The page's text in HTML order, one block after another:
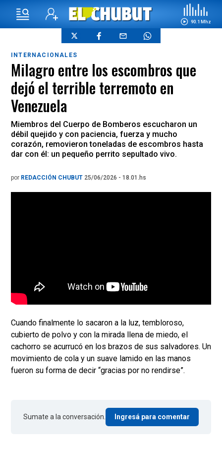
90.1 Mhz
INTERNACIONALES
Milagro entre los escombros que
dejó el terrible terremoto en
Venezuela
Miembros del Cuerpo de Bomberos escucharon un
débil quejido y con paciencia, fuerza y mucho
corazón, removieron toneladas de escombros hasta
dar con él: un pequeño perrito sepultado vivo.
por REDACCIÓN CHUBUT 25/06/2026 - 18.01.hs
Cuando finalmente lo sacaron a la luz, tembloroso,
cubierto de polvo y con la mirada llena de miedo, el
cachorro se acurrucó en los brazos de sus salvadores. Un
movimiento de cola y un suave lamido en las manos
fueron su forma de decir “gracias por no rendirse”.
Sumate a la conversación. Ingresá para comentar